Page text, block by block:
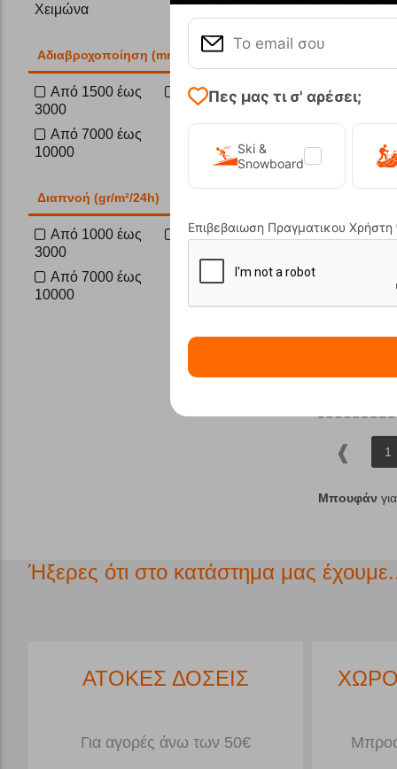
Χειμώνα
Αδιαβροχοποίηση (mm)
Από 1500 έως
3000
5000
Από 7000 έως
10000
Διαπνοή (gr/m²/24h)
Από 1000 έως
3000
5000
Από 7000 έως
10000
Κωδικός:
Άμεσα
1
Μπουφάν για
Ήξερες ότι στο κατάστημα μας
ΑΤΟΚΕΣ ΔΟΣΕΙΣ
Για αγορές άνω των 50€
Πες μας τι σ' αρέσει;
Ski &
Snowboard
Επιβεβαιωση Πραγματικου Χρήστη